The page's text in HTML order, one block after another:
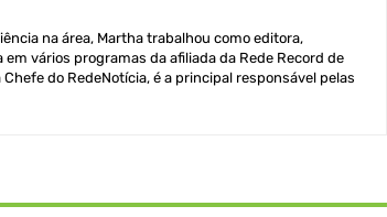
na área, Martha trabalhou como editora,
vários programas da afiliada da Rede Record de
do RedeNotícia, é a principal responsável pelas